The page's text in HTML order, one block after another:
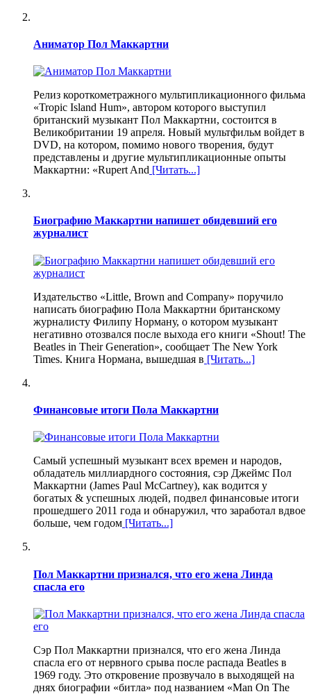
Аниматор Пол Маккартни
Релиз короткометражного мультипликационного фильма
«Tropic Island Hum», автором которого выступил
британский музыкант Пол Маккартни, состоится в
Великобритании 19 апреля. Новый мультфильм войдет в
DVD, на котором, помимо нового творения, будут
представлены и другие мультипликационные опыты
Маккартни: «Rupert And [Читать...]
Биографию Маккартни напишет обидевший его
журналист
Издательство «Little, Brown and Company» поручило
написать биографию Пола Маккартни британскому
журналисту Филипу Норману, о котором музыкант
негативно отозвался после выхода его книги «Shout! The
Beatles in Their Generation», сообщает The New York
Times. Книга Нормана, вышедшая в [Читать...]
Финансовые итоги Пола Маккартни
Самый успешный музыкант всех времен и народов,
обладатель миллиардного состояния, сэр Джеймс Пол
Маккартни (James Paul McCartney), как водится у
богатых & успешных людей, подвел финансовые итоги
прошедшего 2011 года и обнаружил, что заработал вдвое
больше, чем годом [Читать...]
Пол Маккартни признался, что его жена Линда
спасла его
Сэр Пол Маккартни признался, что его жена Линда
спасла его от нервного срыва после распада Beatles в
1969 году. Это откровение прозвучало в выходящей на
днях биографии «битла» под названием «Man On The